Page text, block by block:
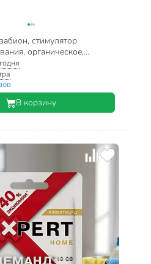
стимулятор
органическое,
Expert Garden
В корзину